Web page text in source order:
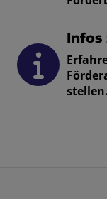
Infos
stellen.